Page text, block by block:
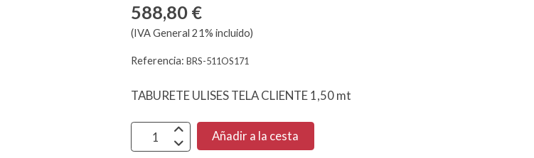
588,80 €
(IVA General 21% incluido)
Referencia:BRS-511OS171
TABURETE ULISES TELA CLIENTE 1,50 mt
Añadir a la cesta